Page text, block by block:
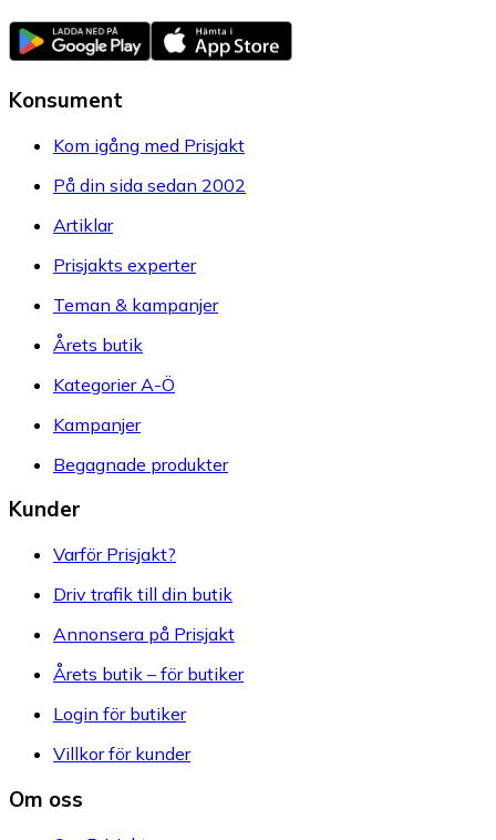
Konsument
Kom igång med Prisjakt
På din sida sedan 2002
Artiklar
Prisjakts experter
Teman & kampanjer
Årets butik
Kategorier A-Ö
Kampanjer
Begagnade produkter
Kunder
Varför Prisjakt?
Driv trafik till din butik
Annonsera på Prisjakt
Årets butik – för butiker
Login för butiker
Villkor för kunder
Om oss